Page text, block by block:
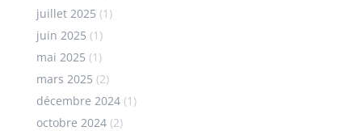
juillet 2025 (1)
juin 2025 (1)
mai 2025 (1)
mars 2025 (2)
décembre 2024 (1)
octobre 2024 (2)